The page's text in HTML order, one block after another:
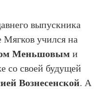
выпускника
учился на
Меньшовым и
со своей будущей
Вознесенской. А